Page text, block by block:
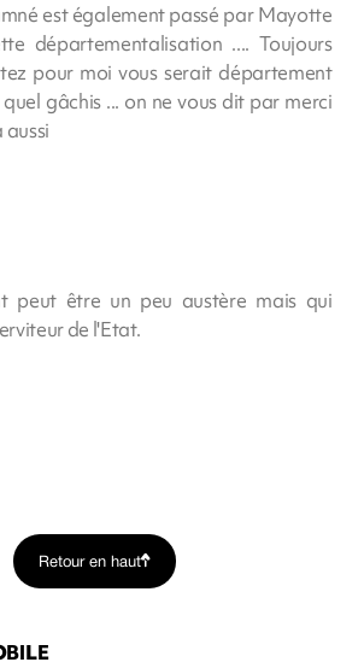
est également passé par Mayotte
départementalisation .... Toujours
pour moi vous serait département
gâchis ... on ne vous dit par merci
aussi
peut être un peu austère mais qui
de l'Etat.
Retour en haut